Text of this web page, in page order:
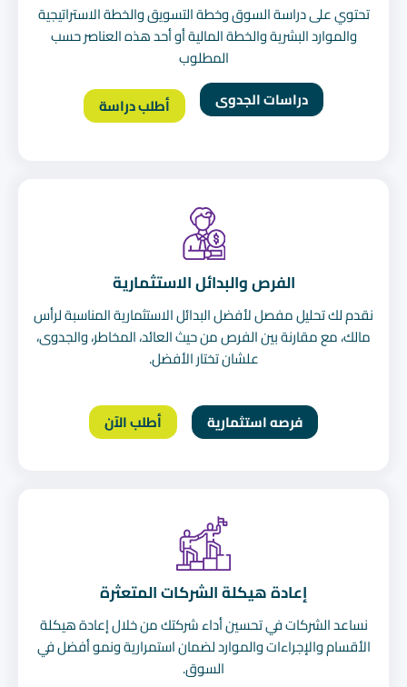
تحتوي على دراسة السوق وخطة التسويق والخطة الاستراتيجية
والموارد البشرية والخطة المالية أو أحد هذه العناصر حسب
المطلوب
دراسات الجدوى
أطلب دراسة
الفرص والبدائل الاستثمارية
نقدم لك تحليل مفصل لأفضل البدائل الاستثمارية المناسبة لرأس
مالك، مع مقارنة بين الفرص من حيث العائد، المخاطر، والجدوى،
علشان تختار الأفضل.
فرصه استثمارية أطلب الآن
إعادة هيكلة الشركات المتعثرة
نساعد الشركات في تحسين أداء شركتك من خلال إعادة هيكلة
الأقسام والإجراءات والموارد لضمان استمرارية ونمو أفضل في
السوق.